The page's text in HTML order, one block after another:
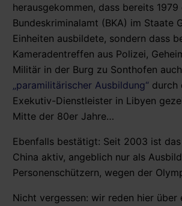
herausgekommen, dass bereits 1979
Bundeskriminalamt (BKA) im Staate
Einheiten ausbildete, sondern dass
Kameradentreffen aus Polizei,
Militär in der Burg zu Sonthofen
„paramilitärischer Ausbildung“ durch
Exekutiv-Dienstleister in Libyen
Mitte der 80er Jahre…
Ebenfalls bestätigt: Seit 2003 ist das
China aktiv, angeblich nur als
Personenschützern, wegen der
Nicht vergessen: wir reden hier über